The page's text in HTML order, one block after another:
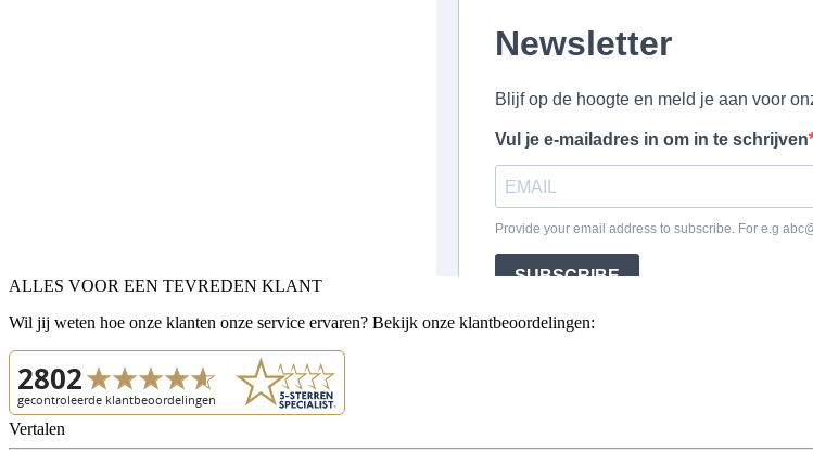
ALLES VOOR EEN TEVREDEN KLANT
Wil jij weten hoe onze klanten onze service ervaren? Bekijk onze klantbeoordelingen:
Vertalen